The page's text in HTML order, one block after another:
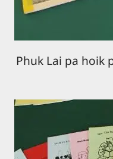
Phuk Lai pa hoik